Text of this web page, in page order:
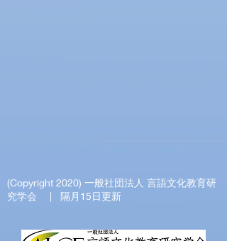
(Copyright 2020) 一般社団法人 言語文化教育研
究学会 | 隔月15日更新